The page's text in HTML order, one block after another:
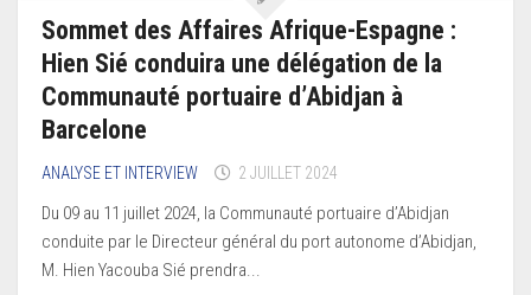
Sommet des Affaires Afrique-Espagne :
Hien Sié conduira une délégation de la
Communauté portuaire d’Abidjan à
Barcelone
ANALYSE ET INTERVIEW 2 JUILLET 2024
Du 09 au 11 juillet 2024, la Communauté portuaire d’Abidjan
conduite par le Directeur général du port autonome d’Abidjan,
M. Hien Yacouba Sié prendra...